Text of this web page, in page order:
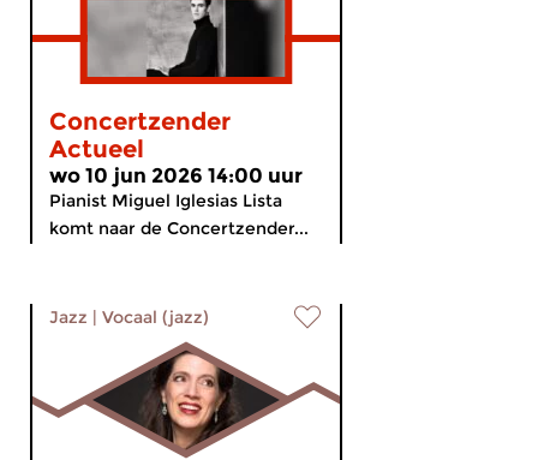
Concertzender
Actueel
wo 10 jun 2026 14:00 uur
Pianist Miguel Iglesias Lista
komt naar de Concertzender...
Jazz | Vocaal (jazz)